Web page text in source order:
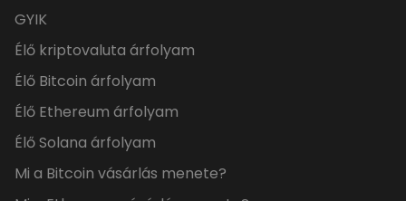
GYIK
Élő kriptovaluta árfolyam
Élő Bitcoin árfolyam
Élő Ethereum árfolyam
Élő Solana árfolyam
Mi a Bitcoin vásárlás menete?